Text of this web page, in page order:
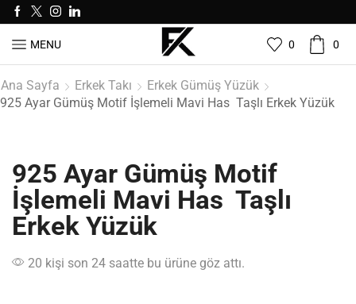
MENU 0 0
Ana Sayfa Erkek Takı
Erkek Gümüş Yüzük
925 Ayar Gümüş Motif İşlemeli Mavi Has Taşlı Erkek Yüzük
925 Ayar Gümüş Motif
İşlemeli Mavi Has Taşlı
Erkek Yüzük
20 kişi son 24 saatte bu ürüne göz attı.